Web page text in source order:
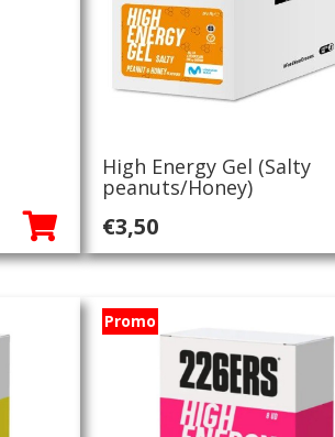
High Energy Gel (Salty
peanuts/Honey)
€3,50
Promo